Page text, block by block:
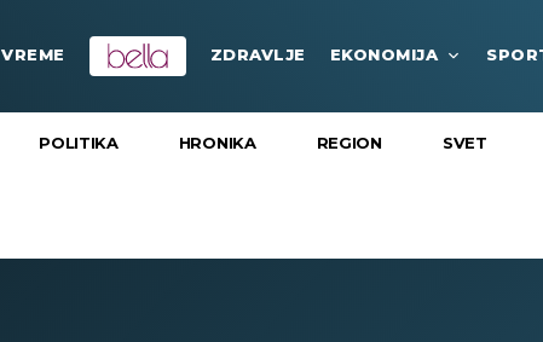
VREME ZDRAVLJE EKONOMIJA
POLITIKA HRONIKA REGION SVET